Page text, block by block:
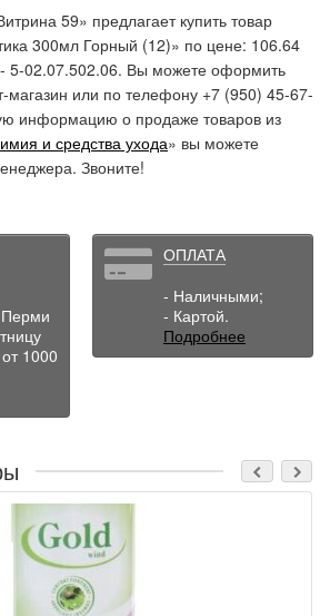
59» предлагает купить товар
300мл Горный (12)» по цене: 106.64
- 5-02.07.502.06. Вы можете оформить
магазин или по телефону +7 (950) 45-67-
информацию о продаже товаров из
и средства ухода» вы можете
Звоните!
Перми
1000
ОПЛАТА
- Наличными;
- Картой.
Подробнее